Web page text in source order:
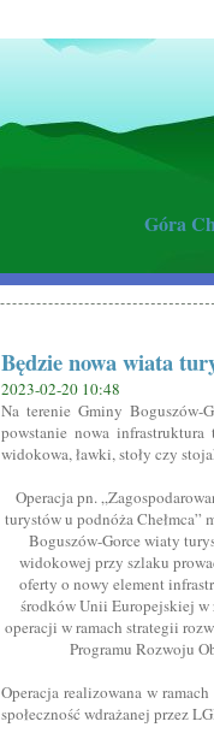
Góra
Będzie nowa wiata
2023-02-20 10:48
Na terenie Gminy Boguszów-
powstanie nowa
widokowa, ławki, stoły czy
Operacja pn.
turystów u podnóża Chełmca”
Boguszów-Gorce wiaty
widokowej przy szlaku
oferty o nowy element
środków Unii Europejskiej w
operacji w ramach strategii
Programu Rozwoju
Operacja realizowana w
społeczność wdrażanej przez